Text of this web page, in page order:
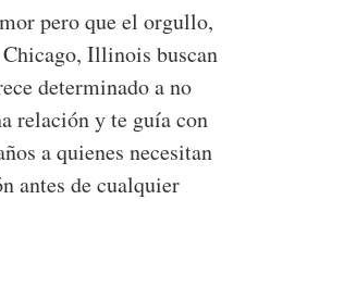
pero que el orgullo,
Chicago, Illinois buscan
determinado a no
relación y te guía con
a quienes necesitan
antes de cualquier